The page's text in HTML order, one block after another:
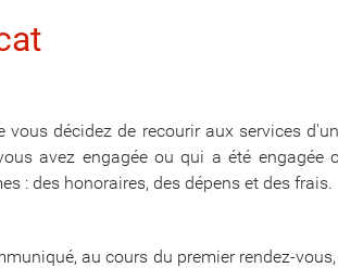
vous décidez de recourir aux services
avez engagée ou qui a été engagée
: des honoraires, des dépens et des frais.
au cours du premier rendez-